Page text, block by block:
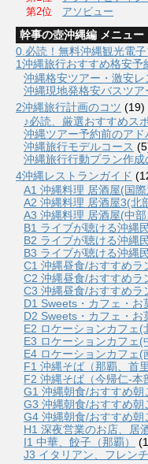
第2位
アソビュー
幹事の壺沖縄編 メニュー
0.必読！無料沖縄観光電子
1沖縄旅行おすすめ格安予
沖縄格安ツアー・激安レ
沖縄現地発格安バスツア
2沖縄旅行計画のコツ (19)
♪必読、厳選おすすめス
沖縄ツアー予約前のアド
沖縄旅行モデルコース
沖縄旅行行動プラン作成
4沖縄レストランガイド
A1 沖縄料理 居酒屋(国
A2 沖縄料理 居酒屋3(北
A3 沖縄料理 居酒屋(中
B1 ライブが聴ける沖縄
B2 ライブが聴ける沖縄
B3 ライブが聴ける沖縄
C1 沖縄昼食/おすすめラ
C2 沖縄昼食/おすすめラ
C3 沖縄昼食/おすすめラ
D1 Sweets・カフェ・お
D2 Sweets・カフェ・お
E2 ロケーションカフェ(
E3 ロケーションカフェ(
E4 ロケーションカフェ(
F1 沖縄そば（那覇、首里
F2 沖縄そば（今帰仁-本
G1 沖縄朝食/おすすめ朝
G3 沖縄朝食/おすすめ朝
G4 沖縄朝食/おすすめ朝
H1 深夜営業のお店、居
I1 中華、餃子（那覇）
J3 イタリアン、フレン